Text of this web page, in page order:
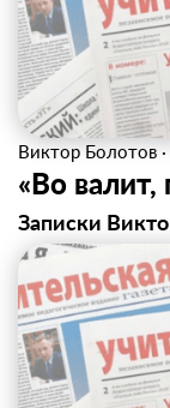
Виктор Болотов ·
«Во валит,
Записки